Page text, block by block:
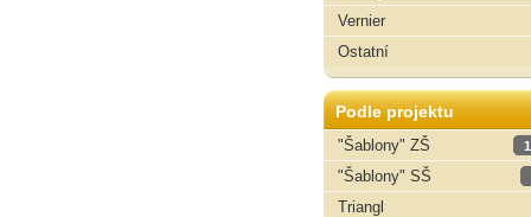
Vernier
Ostatní
Podle projektu
"Šablony" ZŠ
"Šablony" SŠ
Triangl